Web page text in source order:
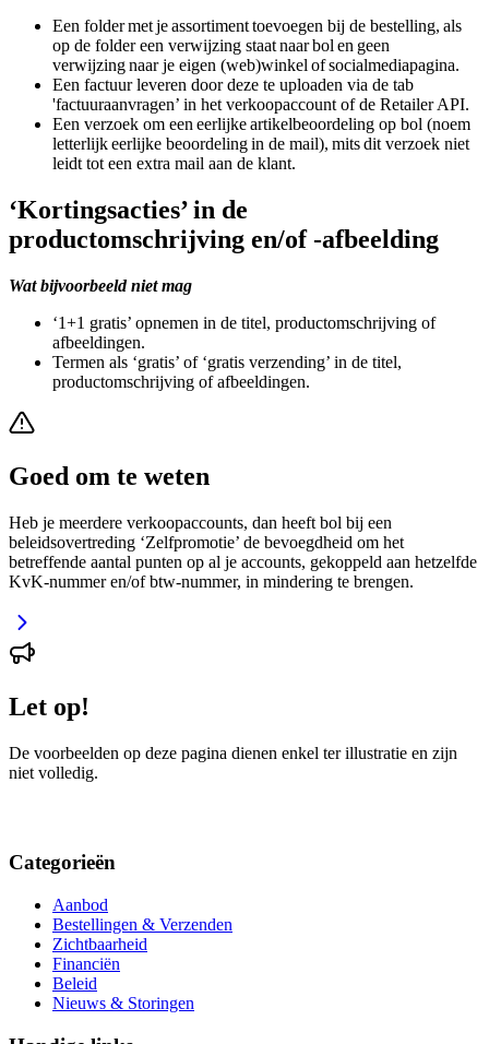
Een folder met je assortiment toevoegen bij de bestelling, als
op de folder een verwijzing staat naar bol en geen
verwijzing naar je eigen (web)winkel of socialmediapagina.
Een factuur leveren door deze te uploaden via de tab
'factuuraanvragen’ in het verkoopaccount of de Retailer API.
Een verzoek om een eerlijke artikelbeoordeling op bol (noem
letterlijk eerlijke beoordeling in de mail), mits dit verzoek niet
leidt tot een extra mail aan de klant.
‘Kortingsacties’ in de
productomschrijving en/of -afbeelding
Wat bijvoorbeeld niet mag
‘1+1 gratis’ opnemen in de titel, productomschrijving of
afbeeldingen.
Termen als ‘gratis’ of ‘gratis verzending’ in de titel,
productomschrijving of afbeeldingen.
Goed om te weten
Heb je meerdere verkoopaccounts, dan heeft bol bij een
beleidsovertreding ‘Zelfpromotie’ de bevoegdheid om het
betreffende aantal punten op al je accounts, gekoppeld aan hetzelfde
KvK-nummer en/of btw-nummer, in mindering te brengen.
Let op!
De voorbeelden op deze pagina dienen enkel ter illustratie en zijn
niet volledig.
Categorieën
Aanbod
Bestellingen & Verzenden
Zichtbaarheid
Financiën
Beleid
Nieuws & Storingen